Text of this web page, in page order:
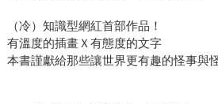
（冷）知識型網紅首部作品！
有溫度的插畫Ｘ有態度的文字
本書謹獻給那些讓世界更有趣的怪事與